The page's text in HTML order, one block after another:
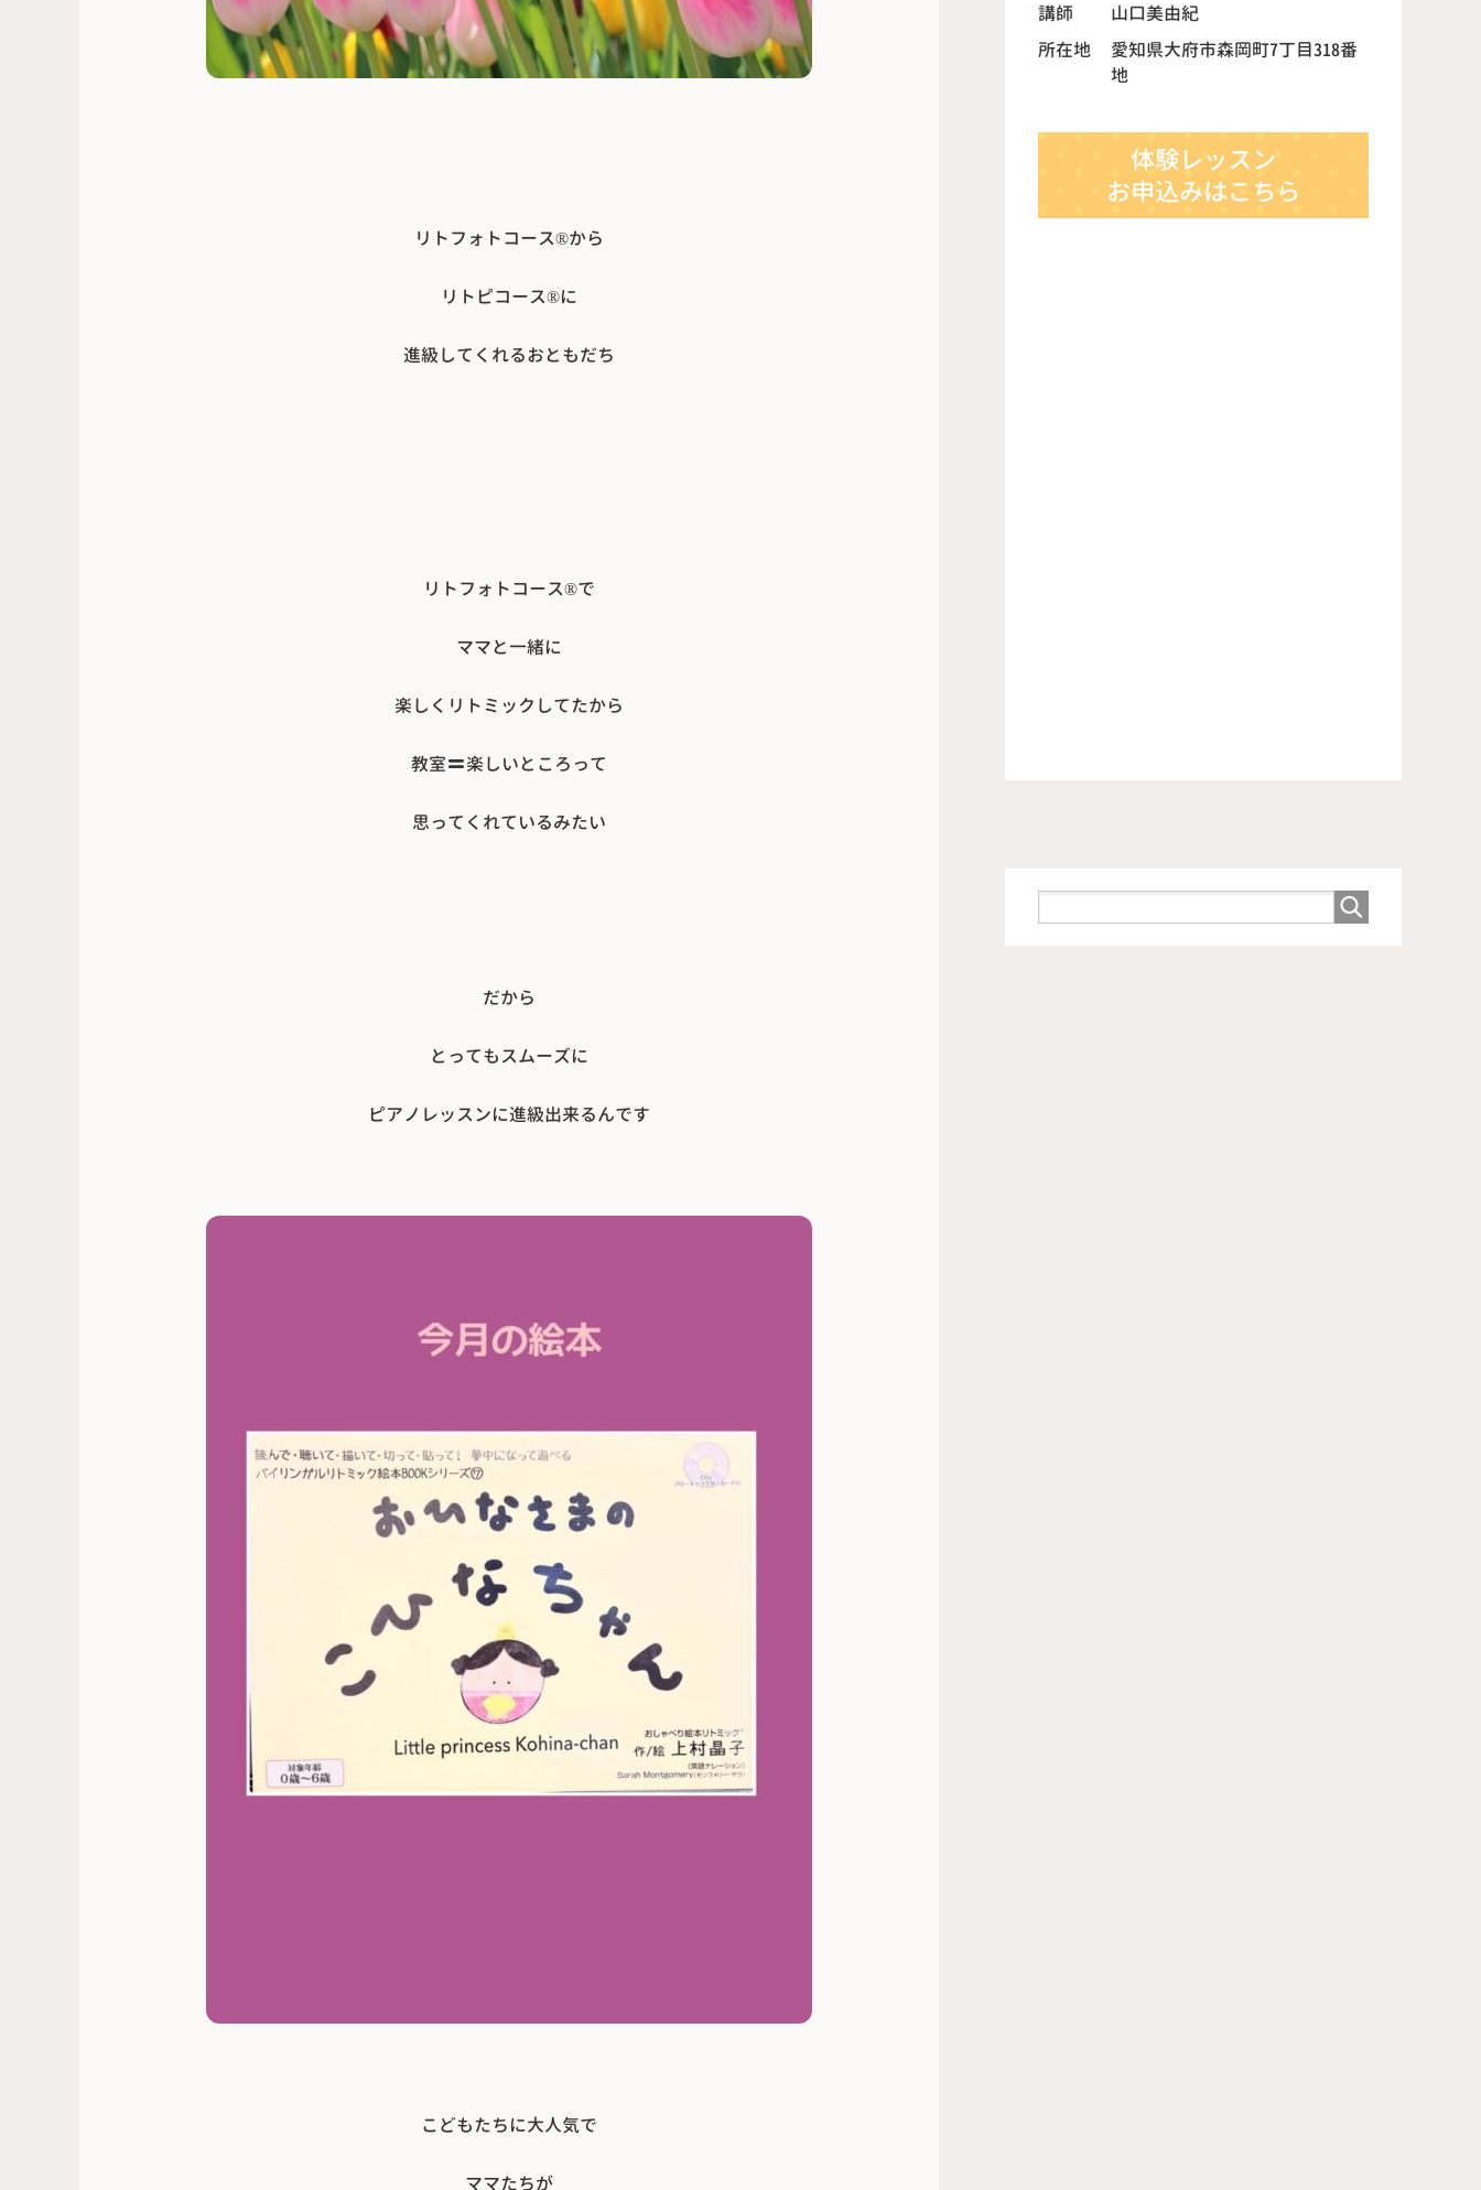
リトフォトコース®︎から
リトピコース®︎に
進級してくれるおともだち
リトフォトコース®︎で
ママと一緒に
楽しくリトミックしてたから
教室 楽しいところって
思ってくれているみたい
だから
とってもスムーズに
ピアノレッスンに進級出来るんです
こどもたちに大人気で
ママたちが
講師
山口美由紀
所在地
愛知県大府市森岡町7丁目318番
地
体験レッスン
お申込みはこちら